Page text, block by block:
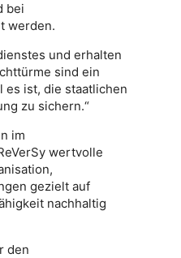
bei
werden.
und erhalten
sind ein
ist, die staatlichen
zu sichern.“
im
wertvolle
gezielt auf
nachhaltig
den